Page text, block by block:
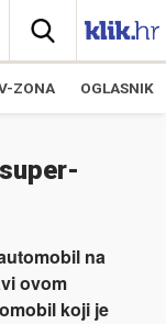
ZONA OGLASNIK
na
ovom
koji je